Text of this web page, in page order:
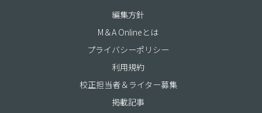
編集方針
M＆A Onlineとは
プライバシーポリシー
利用規約
校正担当者＆ライター募集
掲載記事